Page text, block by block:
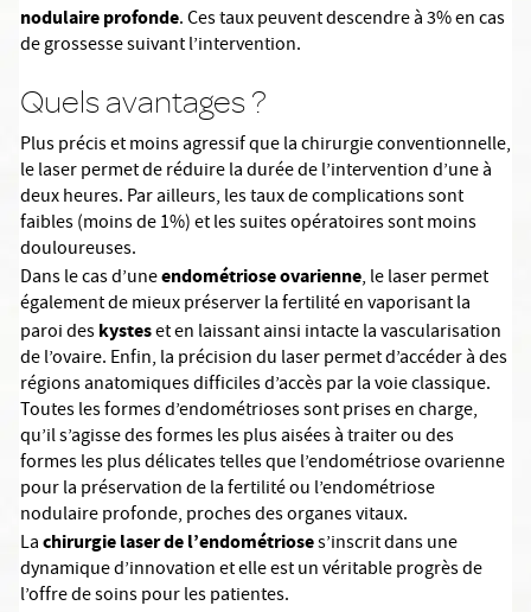
nodulaire profonde. Ces taux peuvent descendre à 3% en cas
de grossesse suivant l’intervention.
Quels avantages ?
Plus précis et moins agressif que la chirurgie conventionnelle,
le laser permet de réduire la durée de l’intervention d’une à
deux heures. Par ailleurs, les taux de complications sont
faibles (moins de 1%) et les suites opératoires sont moins
douloureuses.
Dans le cas d’uneendométriose ovarienne, le laser permet
également de mieux préserver la fertilité en vaporisant la
paroi deskysteset en laissant ainsi intacte la vascularisation
de l’ovaire. Enfin, la précision du laser permet d’accéder à des
régions anatomiques difficiles d’accès par la voie classique.
Toutes les formes d’endométrioses sont prises en charge,
qu’il s’agisse des formes les plus aisées à traiter ou des
formes les plus délicates telles que l’endométriose ovarienne
pour la préservation de la fertilité ou l’endométriose
nodulaire profonde, proches des organes vitaux.
Lachirurgie laser de l’endométrioses’inscrit dans une
dynamique d’innovation et elle est un véritable progrès de
l’offre de soins pour les patientes.